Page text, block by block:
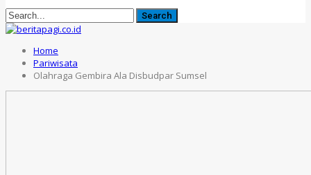
Home
Pariwisata
Olahraga Gembira Ala Disbudpar Sumsel